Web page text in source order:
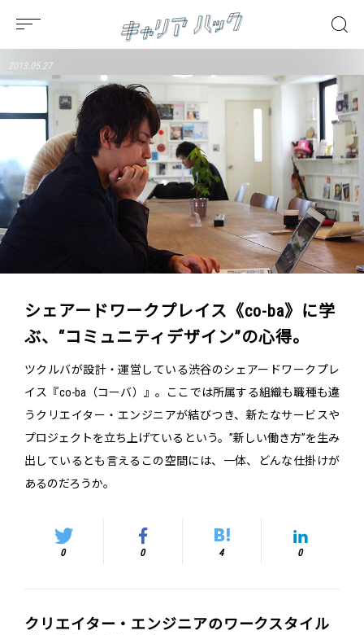
2013.05.27
シェアードワークプレイス《co-ba》に学
ぶ、“コミュニティデザイン”の心得。
ツクルバが設計・運営している渋谷のシェアードワークプレ
イス『co-ba（コーバ）』。ここでは所属する組織も職種も違
うクリエイター・エンジニアが結びつき、新たなサービスや
プロジェクトを立ち上げているという。”新しい働き方”を生み
出しているとも言えるこの空間には、一体、どんな仕掛けが
あるのだろうか。
0 0 4 0
クリエイター・エンジニアのワークスタイル